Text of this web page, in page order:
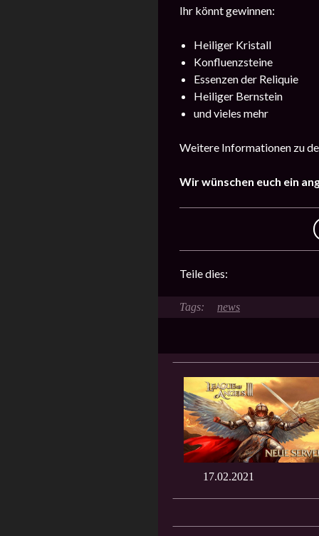
Ihr könnt gewinnen:
Heiliger Kristall
Konfluenzsteine
Essenzen der Reliquie
Heiliger Bernstein
und vieles mehr
Weitere Informationen zu
Wir wünschen euch ein
Teile dies:
news
17.02.2021